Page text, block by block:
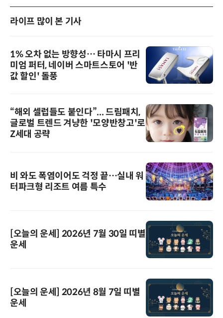
라이프 많이 본 기사
1% 오차 없는 방향성… 타마시 프리
미엄 퍼터, 네이버 스마트스토어 '반
값 할인' 돌풍
“해외 셀럽들도 붙인다”... 드림패치,
글로벌 트렌드 겨냥한 '모양반창고'로
Z세대 공략
비 와도 폭염이어도 걱정 끝…실내 워
터파크형 리조트 여름 특수
[오늘의 운세] 2026년 7월 30일 띠별
운세
[오늘의 운세] 2026년 8월 7일 띠별
운세